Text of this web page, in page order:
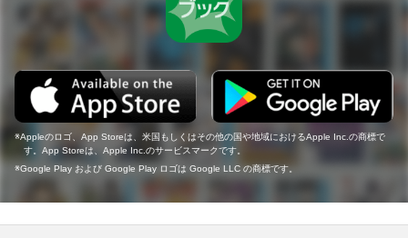
Appleのロゴ、App Storeは、米国もしくはその他の国や地域におけるApple Inc.の商標で
す。App Storeは、Apple Inc.のサービスマークです。
Google Play および Google Play ロゴは Google LLC の商標です。